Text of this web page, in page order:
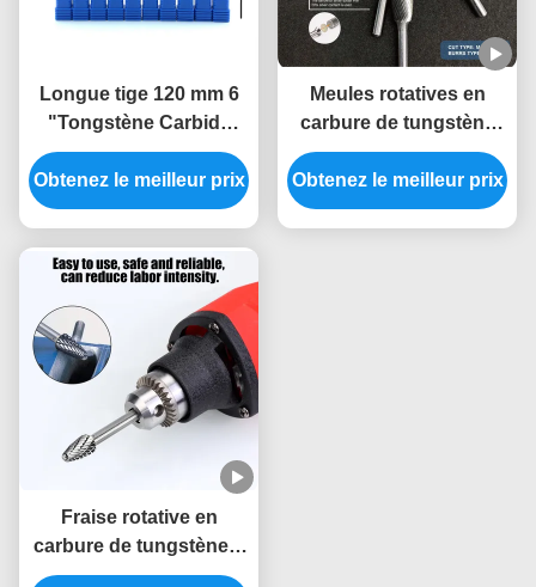
Longue tige 120 mm 6
"Tongstène Carbide
rotatif Burrs Double
Coupe Die Broyeur Bits
pour le traitement des
moule automobile
Obtenez le meilleur prix
Meules rotatives en
carbure de tungstène
fritté à double taille pour
meuleuses d'angle et
polissage de métal à
Obtenez le meilleur prix
Fraise rotative en
carbure de tungstène à
double coupe de haute